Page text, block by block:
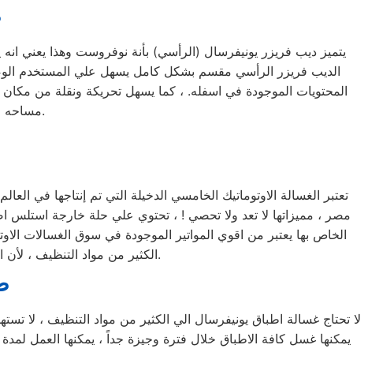
يتميز ديب فريزر يونيفرسال (الرأسي) بأنة نوفروست وهذا يعني
الديب فريزر الرأسي مقسم بشكل كامل يسهل علي المستخدم
المحتويات الموجودة في اسفله. ، كما يسهل تحريكة ونقلة من
مساحه حمصه لأنه في عرض الثلاجة تقريباً ويمكن وضعه بجانبها لتوفير المساحة.
تعتبر الغسالة الاوتوماتيك الخامسي الدخيلة التي تم إنتاجها
مصر ، مميزاتها لا تعد ولا تحصي ! ، تحتوي علي حلة خارجة استلس
الخاص بها يعتبر من اقوي المواتير الموجودة في سوق الغسالات
الكثير من مواد التنظيف ، لأن البرنامج الخاص بها مصمم ومبرمج بشكل ذكي جداً يجعلها تكون الاختيار الخامس للبيت المصري.
لا تحتاج غسالة اطباق يونيفرسال الي الكثير من مواد التنظيف ، لا